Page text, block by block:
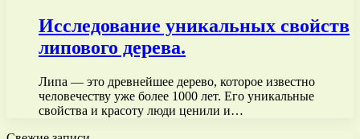
Исследование уникальных свойств
липового дерева.
Липа — это древнейшее дерево, которое известно
человечеству уже более 1000 лет. Его уникальные
свойства и красоту люди ценили и…